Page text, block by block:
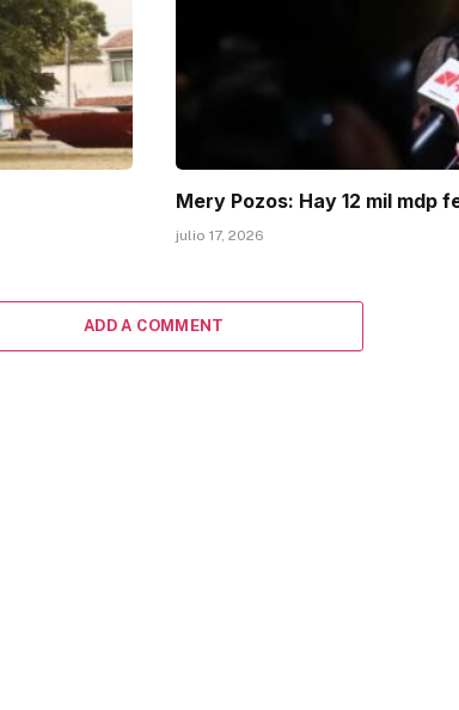
Mery Pozos: Hay 12 mil mdp
julio 17, 2026
ADD A COMMENT